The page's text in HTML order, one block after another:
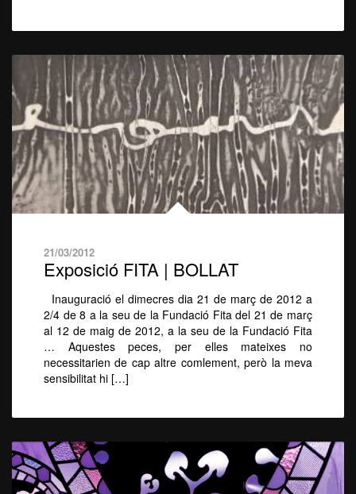
21/03/2012
Exposició FITA | BOLLAT
Inauguració el dimecres dia 21 de març de 2012 a
2/4 de 8 a la seu de la Fundació Fita del 21 de març
al 12 de maig de 2012, a la seu de la Fundació Fita
… Aquestes peces, per elles mateixes no
necessitarien de cap altre comlement, però la meva
sensibilitat hi […]